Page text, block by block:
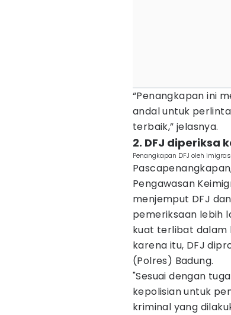
“Penangkapan ini
andal untuk
terbaik,” jelasnya.
2. DFJ diperiksa
Penangkapan DFJ oleh
Pengawasan
menjemput DFJ
pemeriksaan lebih
kuat terlibat dalam
karena itu, DFJ
(Polres) Badung.
"Sesuai dengan
kepolisian untuk
kriminal yang